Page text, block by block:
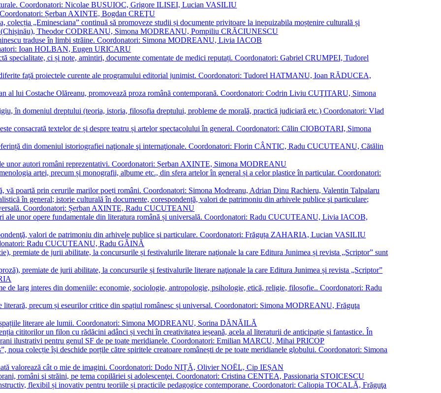
Coordonatori: Nicolae BUSUIOC, Grigore ILISEI, Lucian VASILIU
Șerban AXINTE, Bogdan CREŢU
colecția „Eminesciana” continuă să promoveze studii și documente privitoare la inepuizabila moștenire culturală și
Theodor CODREANU, Simona MODREANU, Pompiliu CRĂCIUNESCU
traduse în limbi străine. Coordonatori: Simona MODREANU, Livia IACOB
Ioan HOLBAN, Eugen URICARU
specialitate, ci și note, amintiri, documente comentate de medici reputați. Coordonatori: Gabriel CRUMPEI, Tudorel
față proiectele curente ale programului editorial junimist. Coordonatori: Tudorel HATMANU, Ioan RĂDUCEA,
al lui Costache Olăreanu, promovează proza română contemporană. Coordonatori: Codrin Liviu CUŢITARU, Simona
în domeniul dreptului (teoria, istoria, filosofia dreptului, probleme de morală, practică judiciară etc.) Coordonatori: Vlad
consacrată textelor de și despre teatru și artelor spectacolului în general. Coordonatori: Călin CIOBOTARI, Simona
din domeniul istoriografiei naţionale şi internaţionale. Coordonatori: Florin CÂNTIC, Radu CUCUTEANU, Cătălin
unor autori români reprezentativi. Coordonatori: Șerban AXINTE, Simona MODREANU
artei, precum și monografii, albume etc., din sfera artelor în general și a celor plastice în particular. Coordonatori:
vă poartă prin cerurile marilor poeți români. Coordonatori: Simona Modreanu, Adrian Dinu Rachieru, Valentin Talpalaru
în general; istorie culturală în documente, corespondență, valori de patrimoniu din arhivele publice şi particulare;
Coordonatori: Șerban AXINTE, Radu CUCUTEANU
ale unor opere fundamentale din literatura română și universală. Coordonatori: Radu CUCUTEANU, Livia IACOB,
valori de patrimoniu din arhivele publice şi particulare. Coordonatori: Frăguța ZAHARIA, Lucian VASILIU
Radu CUCUTEANU, Radu GĂINĂ
premiate de jurii abilitate, la concursurile și festivalurile literare naţionale la care Editura Junimea și revista „Scriptor” sunt
premiate de jurii abilitate, la concursurile și festivalurile literare naţionale la care Editura Junimea și revista „Scriptor”
de larg interes din domeniile: economie, sociologie, antropologie, psihologie, etică, religie, filosofie.. Coordonatori: Radu
literară, precum și eseurilor critice din spațiul românesc și universal. Coordonatori: Simona MODREANU, Frăguţa
literare ale lumii. Coordonatori: Simona MODREANU, Sorina DĂNĂILĂ
cititorilor un filon cu rădăcini adânci și vechi în creativitatea ieșeană, acela al literaturii de anticipație și fantastice. În
ilustrativi pentru genul SF de pe toate meridianele. Coordonatori: Emilian MARCU, Mihai PRICOP
noua colecție își deschide porțile către spiritele creatoare românești de pe toate meridianele globului. Coordonatori: Simona
valorează cât o mie de imagini. Coordonatori: Dodo NIȚĂ, Olivier NOËL, Cip IEȘAN
români şi străini, pe tema copilăriei și adolescenţei. Coordonatori: Cristina CENTEA, Passionaria STOICESCU
flexibil și inovativ pentru teoriile și practicile pedagogice contemporane. Coordonatori: Caliopia TOCALĂ, Frăguţa